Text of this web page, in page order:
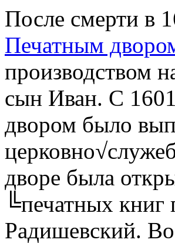
После смерти в
Печатным
производством
сын Иван. С
двором было
дворе была
╚печатных
Радишевский.